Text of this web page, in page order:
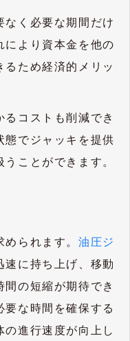
なく必要な期間だけ
により資本金を他の
ため経済的メリッ
るコストも削減でき
態でジャッキを提供
ことができます。
められます。油圧ジ
速に持ち上げ、移動
の短縮が期待でき
要な時間を確保する
の進行速度が向上し